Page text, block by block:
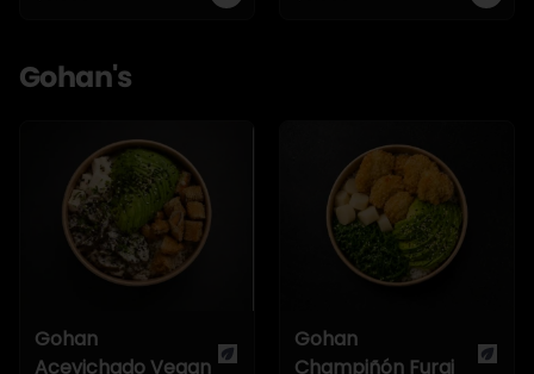
Gohan's
Gohan
Acevichado Vegan
Gohan
Champiñón Furai